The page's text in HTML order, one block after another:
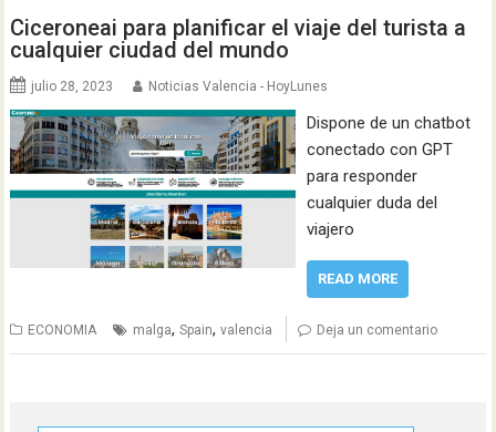
Ciceroneai para planificar el viaje del turista a
cualquier ciudad del mundo
julio 28, 2023 Noticias Valencia - HoyLunes
Dispone de un chatbot
conectado con GPT
para responder
cualquier duda del
viajero
READ MORE
ECONOMIA malga,Spain,valencia Deja un comentario